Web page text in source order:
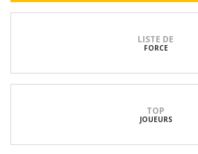
LISTE DE
FORCE
TOP
JOUEURS